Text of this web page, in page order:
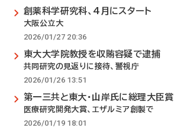
創薬科学研究科、4月にスタート
大阪公立大
2026/01/27 20:36
東大大学院教授を収賄容疑で逮捕
共同研究の見返りに接待、警視庁
2026/01/26 13:51
第一三共と東大・山岸氏に総理大臣賞
医療研究開発大賞、エザルミア創製で
2026/01/19 18:01